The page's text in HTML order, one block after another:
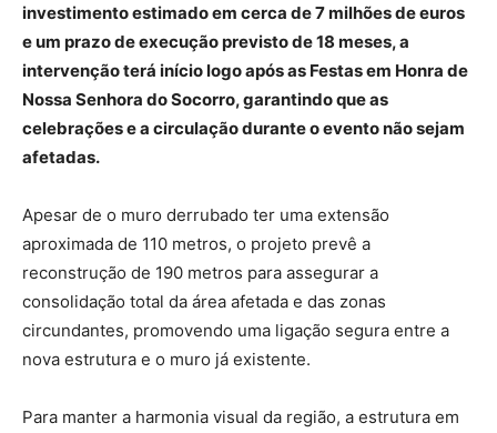
investimento estimado em cerca de 7 milhões de euros
e um prazo de execução previsto de 18 meses, a
intervenção terá início logo após as Festas em Honra de
Nossa Senhora do Socorro, garantindo que as
celebrações e a circulação durante o evento não sejam
afetadas.
Apesar de o muro derrubado ter uma extensão
aproximada de 110 metros, o projeto prevê a
reconstrução de 190 metros para assegurar a
consolidação total da área afetada e das zonas
circundantes, promovendo uma ligação segura entre a
nova estrutura e o muro já existente.
Para manter a harmonia visual da região, a estrutura em